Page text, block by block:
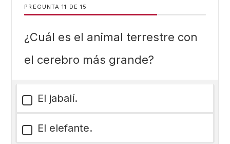
PREGUNTA DE 15
¿Cuál es el animal terrestre con
el cerebro más grande?
El jabalí.
El elefante.